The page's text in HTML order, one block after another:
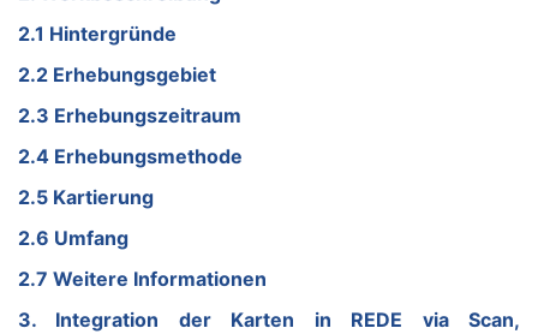
2.1 Hintergründe
2.2 Erhebungsgebiet
2.3 Erhebungszeitraum
2.4 Erhebungsmethode
2.5 Kartierung
2.6 Umfang
2.7 Weitere Informationen
3. Integration der Karten in REDE via Scan,